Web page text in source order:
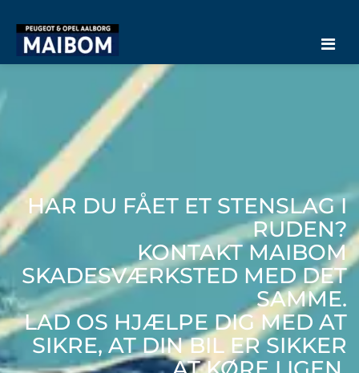
HAR DU FÅET ET STENSLAG I
RUDEN?
KONTAKT MAIBOM
SKADESVÆRKSTED MED DET
SAMME.
LAD OS HJÆLPE DIG MED AT
SIKRE, AT DIN BIL ER SIKKER